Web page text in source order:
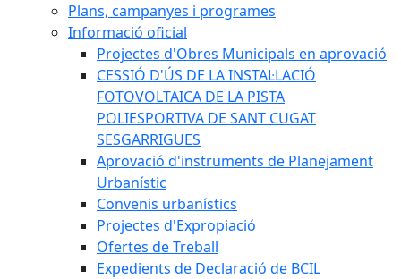
Plans, campanyes i programes
Informació oficial
Projectes d'Obres Municipals en aprovació
CESSIÓ D'ÚS DE LA INSTAL·LACIÓ
FOTOVOLTAICA DE LA PISTA
POLIESPORTIVA DE SANT CUGAT
SESGARRIGUES
Aprovació d'instruments de Planejament
Urbanístic
Convenis urbanístics
Projectes d'Expropiació
Ofertes de Treball
Expedients de Declaració de BCIL